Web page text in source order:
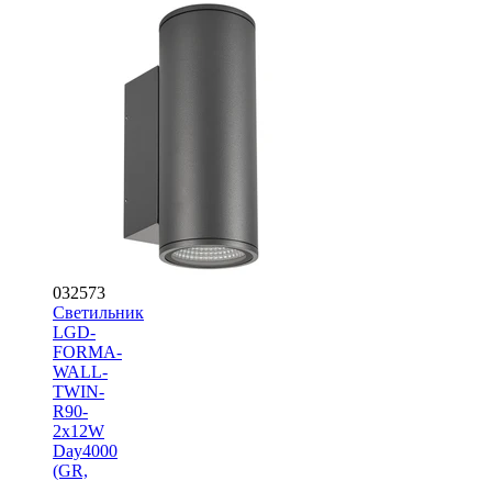
032573
Светильник
LGD-
FORMA-
WALL-
TWIN-
R90-
2x12W
Day4000
(GR,